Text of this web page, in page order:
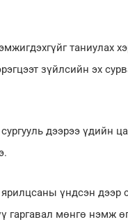
таниулах
зүйлсийн эх
дээрээ үдийн
үндсэн дээр
гаргавал мөнгө нэмж